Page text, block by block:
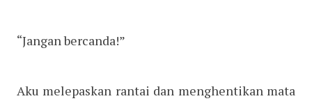
“Jangan bercanda!”
Aku melepaskan rantai dan menghentikan mata